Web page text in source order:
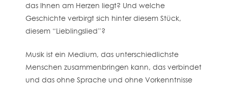
das Ihnen am Herzen liegt? Und welche
Geschichte verbirgt sich hinter diesem Stück,
diesem “Lieblingslied”?
Musik ist ein Medium, das unterschiedlichste
Menschen zusammenbringen kann, das verbindet
und das ohne Sprache und ohne Vorkenntnisse